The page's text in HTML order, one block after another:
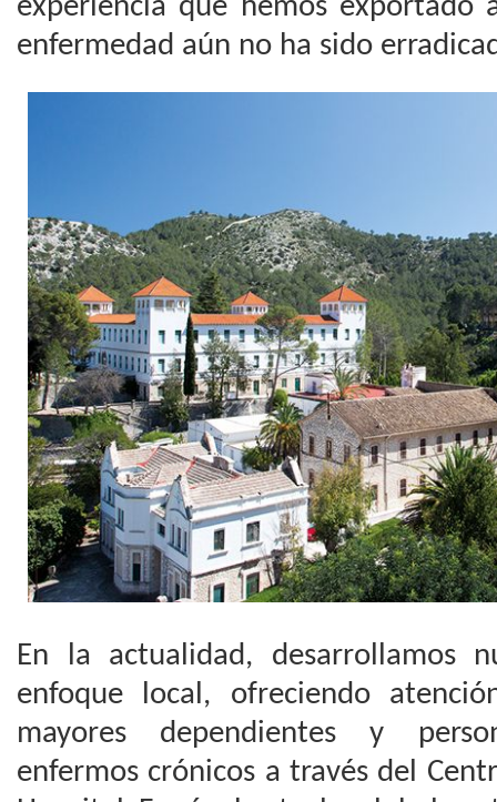
experiencia que hemos exportado
enfermedad aún no ha sido
En la actualidad, desarrollamos
enfoque local, ofreciendo
mayores dependientes y
enfermos crónicos a través del